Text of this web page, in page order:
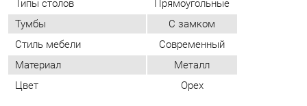
ОТЗЫВЫ
Пока нет отзывов, поделитесь первым своим мнением.
ДОБАВИТЬ ОТЗЫВ